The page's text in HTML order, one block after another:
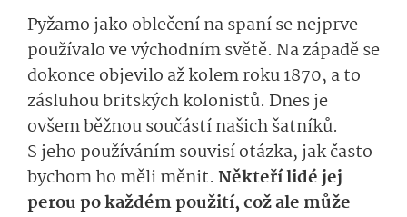
Pyžamo jako oblečení na spaní se nejprve
používalo ve východním světě. Na západě se
dokonce objevilo až kolem roku 1870, a to
zásluhou britských kolonistů. Dnes je
ovšem běžnou součástí našich šatníků.
S jeho používáním souvisí otázka, jak často
bychom ho měli měnit. Někteří lidé jej
perou po každém použití, což ale může